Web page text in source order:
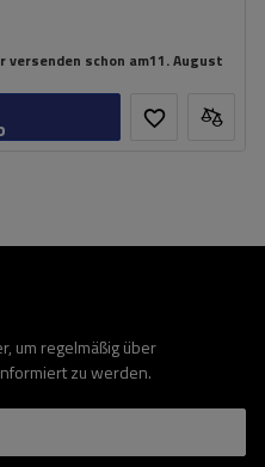
versenden schon am11. August
um regelmäßig über
zu werden.